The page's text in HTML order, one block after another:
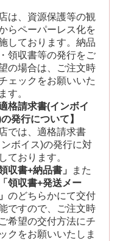
は、資源保護等の観
らペーパーレス化を
しております。納品
領収書等の発行をご
の場合は、ご注文時
ェックをお願いいた
す。
適格請求書(インボイ
発行について】
では、適格請求書
ンボイス)の発行に対
ております。
領収書+納品書」
また
「領収書+発送メー
のどちらかにて交付
ですので、ご注文時
希望の交付方法にチ
クをお願いいたしま